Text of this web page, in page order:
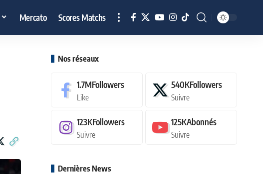
Mercato Scores Matchs
Nos réseaux
1.7MFollowers
Like
540KFollowers
Suivre
123KFollowers
Suivre
125KAbonnés
Suivre
Dernières News